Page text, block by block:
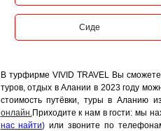
Сиде
В турфирме VIVID TRAVEL Вы
туров, отдых в Алании в 2023 году
стоимость путёвки, туры в Аланию
онлайн.Приходите к нам в гости: мы
нас найти) или звоните по